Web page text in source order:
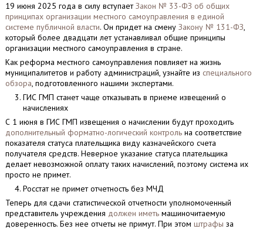
19 июня 2025 года в силу вступаетЗакон № 33-ФЗ об общих
принципах организации местного самоуправления в единой
системе публичной власти. Он придет на смену Закону № 131-ФЗ,
который более двадцати лет устанавливал общие принципы
организации местного самоуправления в стране.
Как реформа местного самоуправления повлияет на жизнь
муниципалитетов и работу администраций, узнайте из специального
обзора, подготовленного нашими экспертами.
ГИС ГМП станет чаще отказывать в приеме извещений о
начислениях
С 1 июня в ГИС ГМП извещения о начислении будут проходить
дополнительный форматно-логический контрольна соответствие
показателя статуса плательщика виду казначейского счета
получателя средств. Неверное указание статуса плательщика
делает невозможной оплату таких начислений, поэтому система их
просто не примет.
Росстат не примет отчетность без МЧД
Теперь для сдачи статистической отчетности уполномоченный
представитель учреждения должен иметьмашиночитаемую
доверенность. Без нее отчеты не примут. При этом штрафы за